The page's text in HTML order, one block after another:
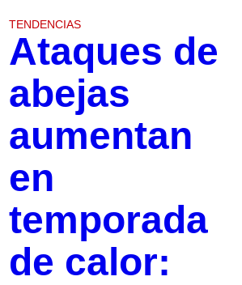
TENDENCIAS
Ataques de
abejas
aumentan
en
temporada
de calor: